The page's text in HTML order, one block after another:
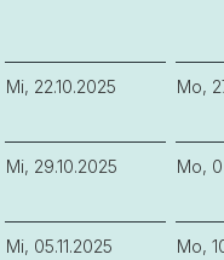
Mi, 22.10.2025 Mo,
Mi, 29.10.2025 Mo,
Mi, 05.11.2025 Mo,